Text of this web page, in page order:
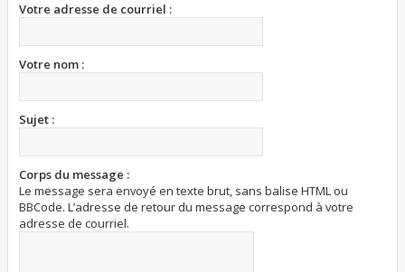
Votre adresse de courriel :
Votre nom :
Sujet :
Corps du message :
Le message sera envoyé en texte brut, sans balise HTML ou
BBCode. L’adresse de retour du message correspond à votre
adresse de courriel.